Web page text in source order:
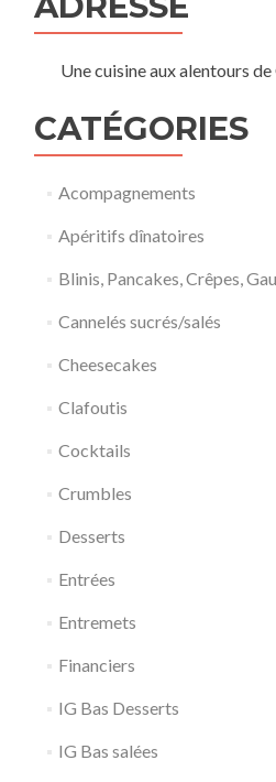
Une cuisine aux alentours
CATÉGORIES
Acompagnements
Apéritifs dînatoires
Blinis, Pancakes, Crêpes,
Cannelés sucrés/salés
Cheesecakes
Clafoutis
Cocktails
Crumbles
Desserts
Entrées
Entremets
Financiers
IG Bas Desserts
IG Bas salées